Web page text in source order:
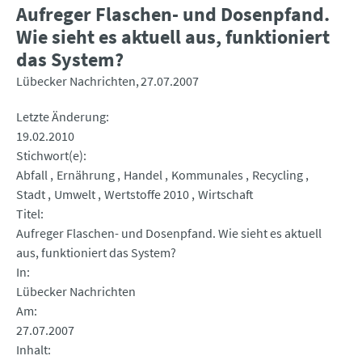
Aufreger Flaschen- und Dosenpfand.
Wie sieht es aktuell aus, funktioniert
das System?
Lübecker Nachrichten 27.07.2007
Letzte Änderung
19.02.2010
Stichwort(e)
Abfall Ernährung Handel Kommunales
Recycling
Stadt Umwelt Wertstoffe 2010 Wirtschaft
Titel
Aufreger Flaschen- und Dosenpfand. Wie sieht es aktuell
aus, funktioniert das System?
In
Lübecker Nachrichten
Am
27.07.2007
Inhalt